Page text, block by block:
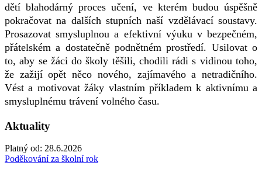
dětí blahodárný proces učení, ve kterém budou úspěšně
pokračovat na dalších stupních naší vzdělávací soustavy.
Prosazovat smysluplnou a efektivní výuku v bezpečném,
přátelském a dostatečně podnětném prostředí. Usilovat o
to, aby se žáci do školy těšili, chodili rádi s vidinou toho,
že zažijí opět něco nového, zajímavého a netradičního.
Vést a motivovat žáky vlastním příkladem k aktivnímu a
smysluplnému trávení volného času.
Aktuality
Platný od: 28.6.2026
Poděkování za školní rok